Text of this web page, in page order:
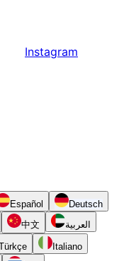
Instagram
Español
Deutsch
中文 العربية
Italiano